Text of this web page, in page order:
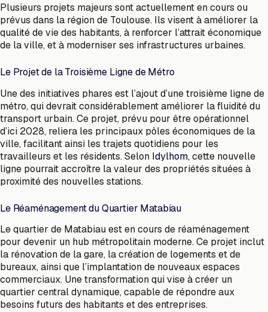
Plusieurs projets majeurs sont actuellement en cours ou
prévus dans la région de Toulouse. Ils visent à améliorer la
qualité de vie des habitants, à renforcer l’attrait économique
de la ville, et à moderniser ses infrastructures urbaines.
Le Projet de la Troisième Ligne de Métro
Une des initiatives phares est l’ajout d’une troisième ligne de
métro, qui devrait considérablement améliorer la fluidité du
transport urbain. Ce projet, prévu pour être opérationnel
d’ici 2028, reliera les principaux pôles économiques de la
ville, facilitant ainsi les trajets quotidiens pour les
travailleurs et les résidents. Selon Idylhom, cette nouvelle
ligne pourrait accroître la valeur des propriétés situées à
proximité des nouvelles stations.
Le Réaménagement du Quartier Matabiau
Le quartier de Matabiau est en cours de réaménagement
pour devenir un hub métropolitain moderne. Ce projet inclut
la rénovation de la gare, la création de logements et de
bureaux, ainsi que l’implantation de nouveaux espaces
commerciaux. Une transformation qui vise à créer un
quartier central dynamique, capable de répondre aux
besoins futurs des habitants et des entreprises.